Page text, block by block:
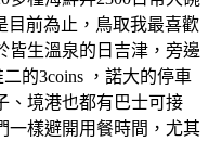
目前為止，鳥取我最喜歡
皆生溫泉的日吉津，旁邊
的3coins ，諾大的停車
、境港也都有巴士可接
一樣避開用餐時間，尤其